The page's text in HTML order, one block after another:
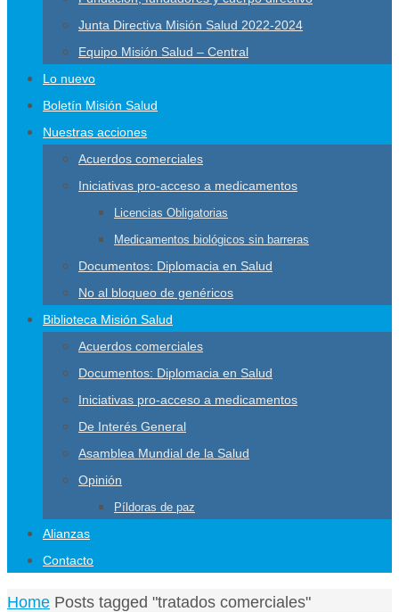
Junta Directiva Misión Salud 2022-2024
Equipo Misión Salud – Central
Lo nuevo
Boletín Misión Salud
Nuestras acciones
Acuerdos comerciales
Iniciativas pro-acceso a medicamentos
Licencias Obligatorias
Medicamentos biológicos sin barreras
Documentos: Diplomacia en Salud
No al bloqueo de genéricos
Biblioteca Misión Salud
Acuerdos comerciales
Documentos: Diplomacia en Salud
Iniciativas pro-acceso a medicamentos
De Interés General
Asamblea Mundial de la Salud
Opinión
Píldoras de paz
Alianzas
Contacto
Home Posts tagged "tratados comerciales"